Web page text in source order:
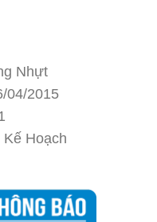
Nhựt
04/2015
Hoạch